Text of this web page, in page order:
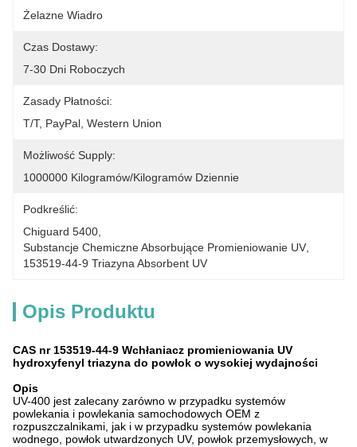
Żelazne Wiadro
Czas Dostawy:
7-30 Dni Roboczych
Zasady Płatności:
T/T, PayPal, Western Union
Możliwość Supply:
1000000 Kilogramów/Kilogramów Dziennie
Podkreślić:
Chiguard 5400
Substancje Chemiczne Absorbujące Promieniowanie UV
153519-44-9 Triazyna Absorbent UV
Opis Produktu
CAS nr 153519-44-9 Wchłaniacz promieniowania UV
hydroxyfenyl triazyna do powłok o wysokiej wydajności
Opis
UV-400 jest zalecany zarówno w przypadku systemów
powlekania i powlekania samochodowych OEM z
rozpuszczalnikami, jak i w przypadku systemów powlekania
wodnego, powłok utwardzonych UV, powłok przemysłowych, w